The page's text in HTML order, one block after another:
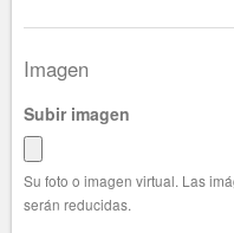
Imagen
Subir imagen
Su foto o imagen virtual. Las
serán reducidas.